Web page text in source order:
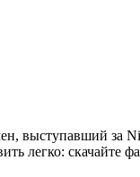
выступавший за
легко: скачайте